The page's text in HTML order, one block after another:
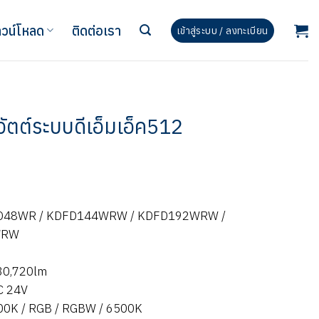
น์โหลด ติดต่อเรา เข้าสู่ระบบ / ลงทะเบียน
ต์ระบบดีเอ็มเอ็ค512
/ KDFD144WRW / KDFD192WRW /
24V
/ RGB / RGBW / 6500K